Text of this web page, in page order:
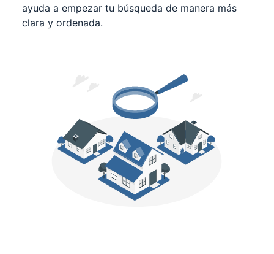
ayuda a empezar tu búsqueda de manera más
clara y ordenada.